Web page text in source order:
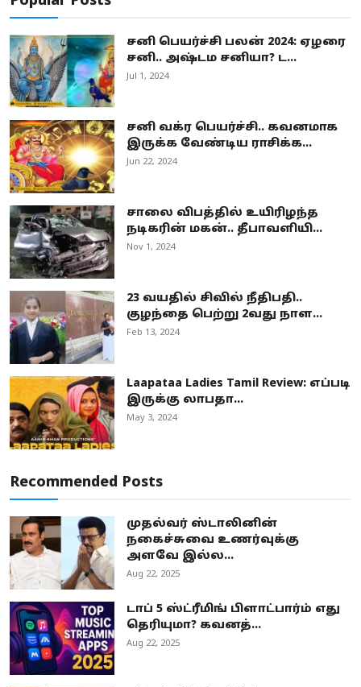
சனி பெயர்ச்சி பலன் 2024: ஏழரை
சனி.. அஷ்டம சனியா? ட...
Jul 1, 2024
சனி வக்ர பெயர்ச்சி.. கவனமாக
இருக்க வேண்டிய ராசிக்க...
Jun 22, 2024
சாலை விபத்தில் உயிரிழந்த
நடிகரின் மகன்.. தீபாவளியி...
Nov 1, 2024
23 வயதில் சிவில் நீதிபதி..
குழந்தை பெற்று 2வது நாள...
Feb 13, 2024
Laapataa Ladies Tamil Review: எப்படி
இருக்கு லாபதா...
May 3, 2024
Recommended Posts
முதல்வர் ஸ்டாலினின்
நகைச்சுவை உணர்வுக்கு
அளவே இல்ல...
Aug 22, 2025
டாப் 5 ஸ்ட்ரீமிங் பிளாட்பார்ம் எது
தெரியுமா? கவனத்...
Aug 22, 2025